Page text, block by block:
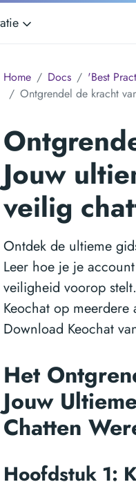
Home Docs
'Best
Ontgrendel de kracht
Jouw
veilig
Ontdek de ultieme
Leer hoe je je
veiligheid voorop
Keochat op
Download Keochat
Het
Jouw
Chatten
Hoofdstuk 1: